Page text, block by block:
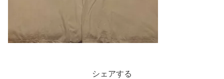
シェアする